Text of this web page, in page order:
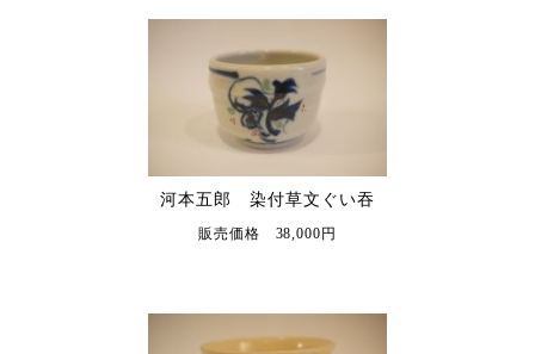
河本五郎 染付草文ぐい吞
販売価格 38,000円